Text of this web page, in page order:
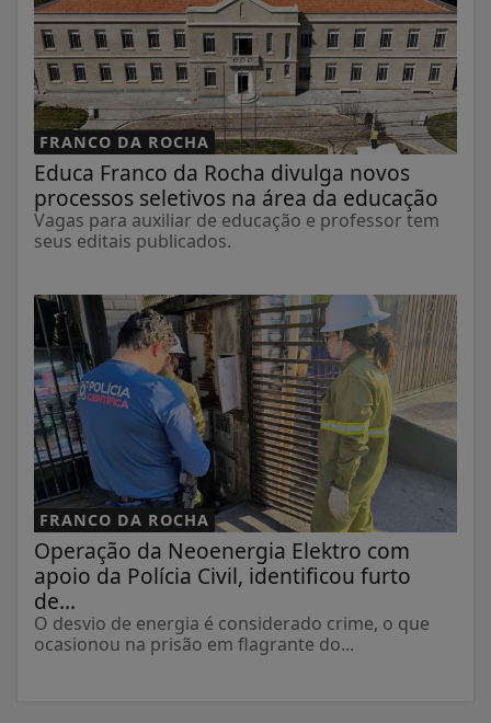
FRANCO DA ROCHA
Educa Franco da Rocha divulga novos
processos seletivos na área da educação
Vagas para auxiliar de educação e professor tem
seus editais publicados.
FRANCO DA ROCHA
Operação da Neoenergia Elektro com
apoio da Polícia Civil, identificou furto
de...
O desvio de energia é considerado crime, o que
ocasionou na prisão em flagrante do...